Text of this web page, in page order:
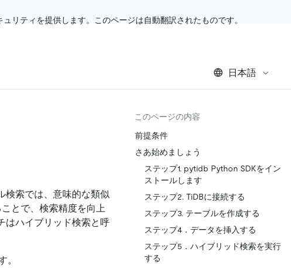
リティを提供します。このページは自動翻訳されたものです。
日本語
検索では、意味的な類似
とで、検索精度を向上
はハイブリッド検索と呼
。
このページの内容
前提条件
さあ始めましょう
ステップ1. pytidb Python SDKをイン
ストールします
ステップ2. TiDBに接続する
ステップ3. テーブルを作成する
ステップ4．データを挿入する
ステップ5．ハイブリッド検索を実行
する